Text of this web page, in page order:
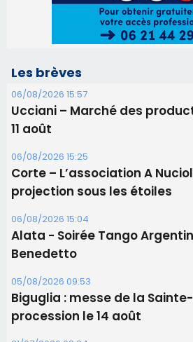
Corte – L’association A
projection sous les étoiles
Alata - Soirée Tango
Benedetto
05/08/2026 09:53
Biguglia : messe de la Sainte-
procession le 14 août
31/07/2026 08:24
Tennis - Début ce week-end
RCPV
31/07/2026 08:22
82ème anniversaire de la
Commandant Antoine de